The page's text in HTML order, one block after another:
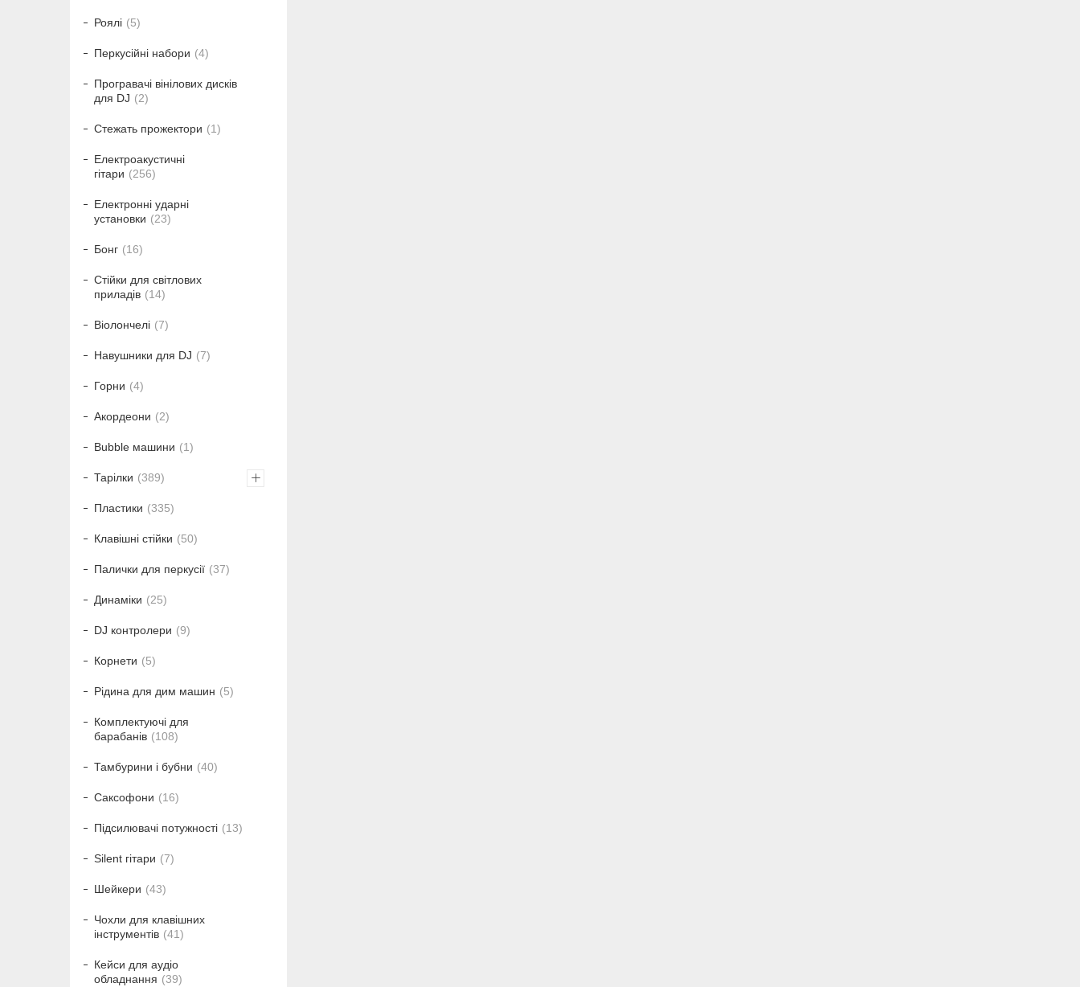
Роялі 5
Перкусійні набори 4
Програвачі вінілових дисків
для DJ
2
Стежать прожектори 1
Електроакустичні
гітари
256
Електронні ударні
установки
23
Бонг 16
Стійки для світлових
приладів
14
Віолончелі 7
Навушники для DJ 7
Горни 4
Акордеони 2
Bubble машини 1
Тарілки 389
Пластики 335
Клавішні стійки 50
Палички для перкусії 37
Динаміки 25
DJ контролери 9
Корнети 5
Рідина для дим машин 5
Комплектуючі для
барабанів
108
Тамбурини і бубни 40
Саксофони 16
Підсилювачі потужності 13
Silent гітари 7
Шейкери 43
Чохли для клавішних
інструментів
41
Кейси для аудіо
обладнання
39